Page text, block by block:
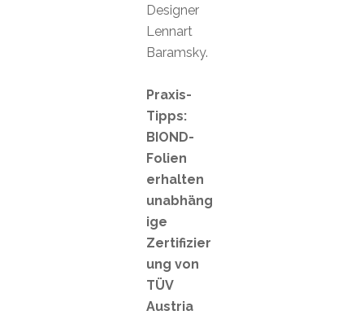
Designer
Lennart
Baramsky.
Praxis-
Tipps:
BIOND-
Folien
erhalten
unabhäng
ige
Zertifizier
ung von
TÜV
Austria